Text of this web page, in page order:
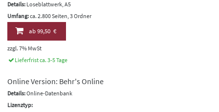
Details: Loseblattwerk, A5
Umfang:ca. 2.800 Seiten, 3 Ordner
ab99,50 €
zzgl. 7% MwSt
Lieferfrist ca. 3-5 Tage
Online Version: Behr's Online
Details:Online-Datenbank
Lizenztyp: